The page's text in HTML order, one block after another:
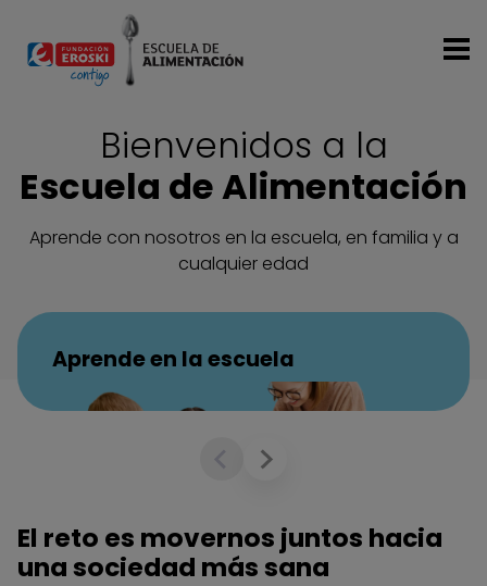
Pasar al contenido principal
Bienvenidos a la
Escuela de Alimentación
Aprende con nosotros en la escuela, en familia y a
cualquier edad
Aprende en la escuela
El reto es movernos juntos hacia
una sociedad más sana